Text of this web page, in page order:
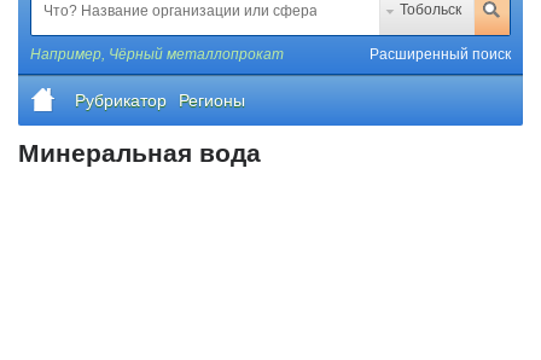
Тобольск
Например, Чёрный металлопрокат Расширенный поиск
Рубрикатор Регионы
Минеральная вода